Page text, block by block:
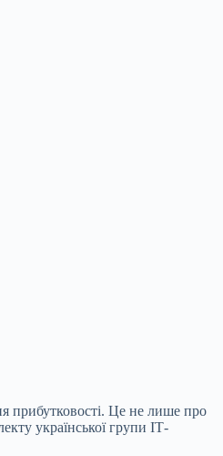
прибутковості. Це не лише про
української групи ІТ-